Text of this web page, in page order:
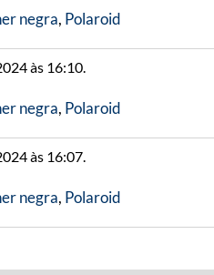
negra, Polaroid
às 16:10.
negra, Polaroid
às 16:07.
negra, Polaroid